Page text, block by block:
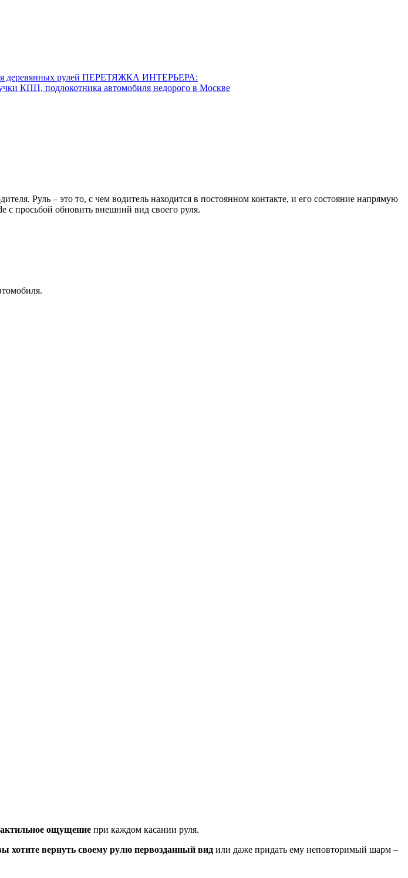
деревянных рулей ПЕРЕТЯЖКА ИНТЕРЬЕРА:
КПП, подлокотника автомобиля недорого в Москве
Руль – это то, с чем водитель находится в постоянном контакте, и его состояние напрямую
с просьбой обновить внешний вид своего руля.
ощущение при каждом касании руля.
хотите вернуть своему рулю первозданный вид или даже придать ему неповторимый шарм –